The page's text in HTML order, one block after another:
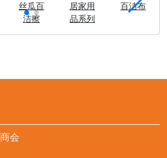
丝瓜百
洁擦
居家用
品系列
百洁布
会